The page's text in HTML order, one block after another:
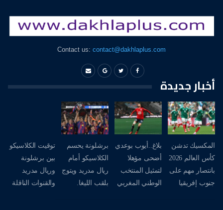
Contact us: contact@dakhlaplus.com
أخبار جديدة
المكسيك تدشن
كأس العالم 2026
بانتصار مهم على
جنوب إفريقيا
بلاغ..أيوب بوعدي
أضحى مؤهلا
لتمثيل المنتخب
الوطني المغربي
برشلونة يحسم
الكلاسيكو أمام
ريال مدريد ويتوج
بلقب الليغا.
توقيت الكلاسيكو
بين برشلونة
وريال مدريد
والقنوات الناقلة